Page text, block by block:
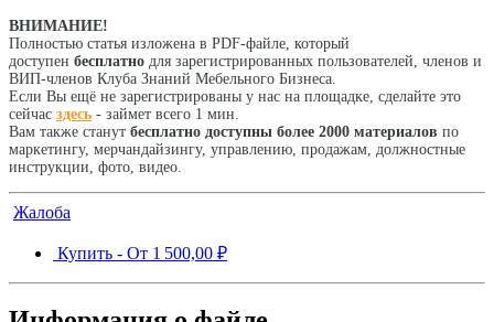
ВНИМАНИЕ!
Полностью статья изложена в PDF-файле, который
доступен бесплатно для зарегистрированных пользователей, членов и
ВИП-членов Клуба Знаний Мебельного Бизнеса.
Если Вы ещё не зарегистрированы у нас на площадке, сделайте это
сейчас здесь - займет всего 1 мин.
Вам также станут бесплатно доступны более 2000 материалов по
маркетингу, мерчандайзингу, управлению, продажам, должностные
инструкции, фото, видео.
Жалоба
Купить - От 1 500,00 ₽